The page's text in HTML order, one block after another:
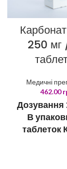
250 мг
Медичні
462.00
Дозування
В
таблеток